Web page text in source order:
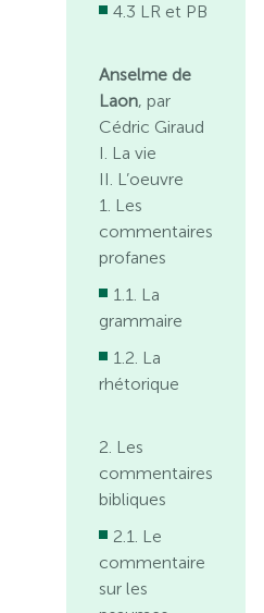
4.3 LR et PB
Anselme de
Laon, par
Cédric Giraud
I. La vie
II. L’oeuvre
1. Les
commentaires
profanes
1.1. La
grammaire
1.2. La
rhétorique
2. Les
commentaires
bibliques
2.1. Le
commentaire
sur les